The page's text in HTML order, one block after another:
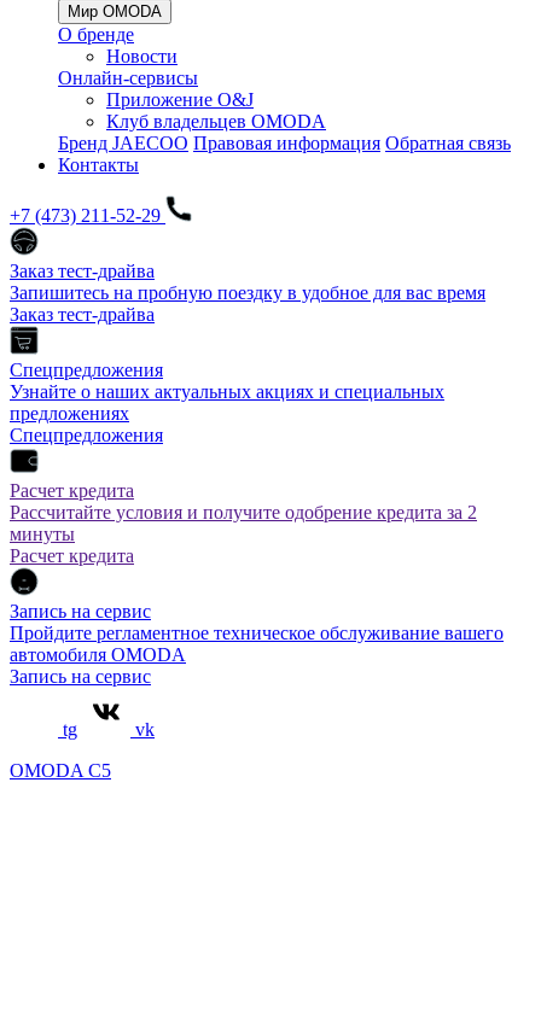
Мир OMODA
О бренде
Новости
Онлайн-сервисы
Приложение O&J
Клуб владельцев OMODA
Бренд JAECOO Правовая информация Обратная связь
Контакты
+7 (473) 211-52-29
Заказ тест-драйва
Запишитесь на пробную поездку в удобное для вас время
Заказ тест-драйва
Спецпредложения
Узнайте о наших актуальных акциях и специальных
предложениях
Спецпредложения
Расчет кредита
Рассчитайте условия и получите одобрение кредита за 2
минуты
Расчет кредита
Запись на сервис
Пройдите регламентное техническое обслуживание вашего
автомобиля OMODA
Запись на сервис
tg
vk
OMODA C5